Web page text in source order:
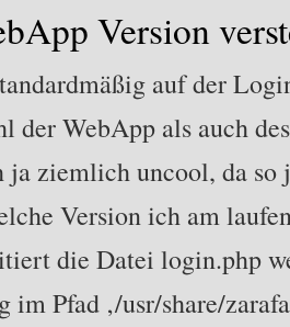
Version
auf der
der WebApp als auch
ja ziemlich uncool, da
Version ich am
die Datei login.php
im Pfad ‚/usr/share/